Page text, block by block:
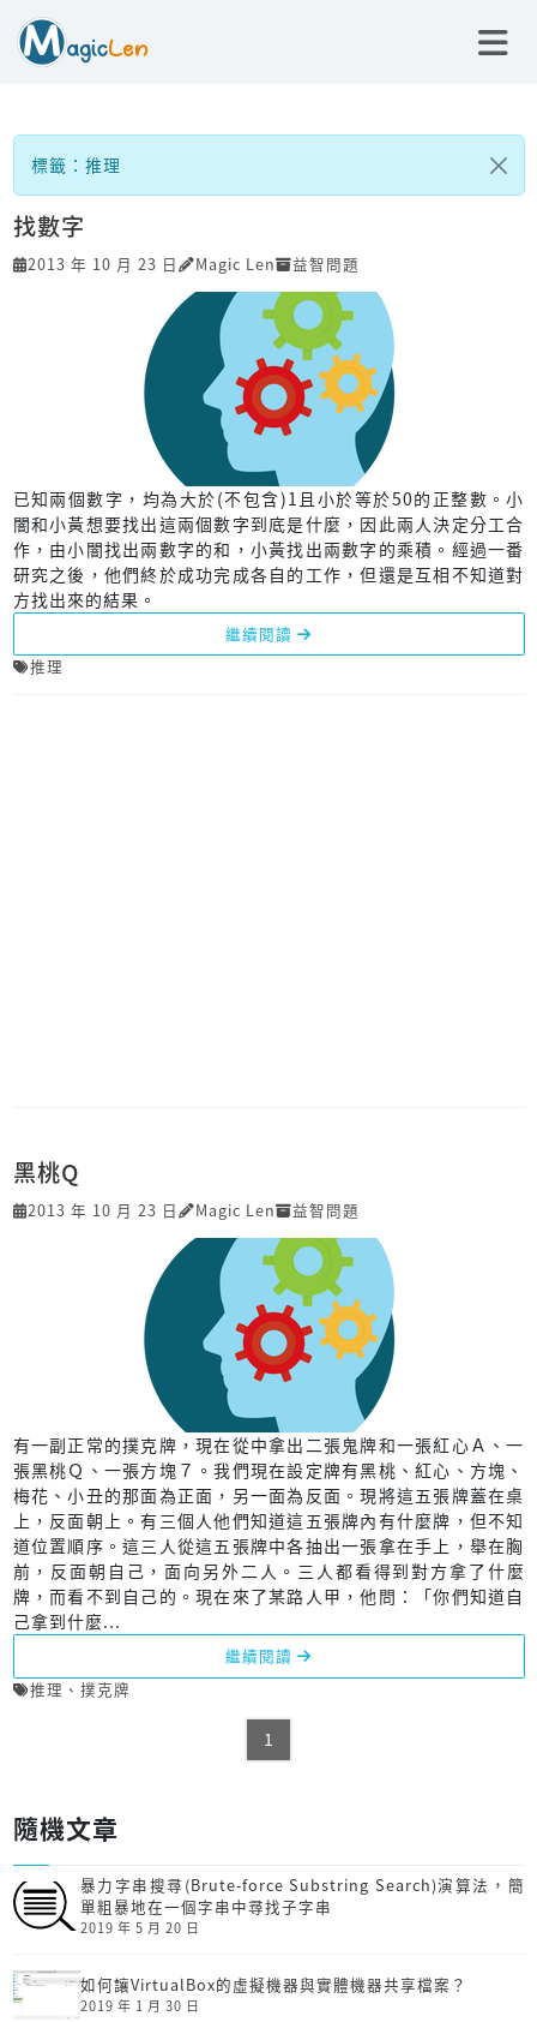
標籤：推理
找數字
2013 年 10 月 23 日 Magic Len 益智問題
已知兩個數字，均為大於(不包含)1且小於等於50的正整數。小
闇和小黃想要找出這兩個數字到底是什麼，因此兩人決定分工合
作，由小闇找出兩數字的和，小黃找出兩數字的乘積。經過一番
研究之後，他們終於成功完成各自的工作，但還是互相不知道對
方找出來的結果。
繼續閱讀
推理
黑桃Q
2013 年 10 月 23 日 Magic Len 益智問題
有一副正常的撲克牌，現在從中拿出二張鬼牌和一張紅心Ａ、一
張黑桃Ｑ、一張方塊７。我們現在設定牌有黑桃、紅心、方塊、
梅花、小丑的那面為正面，另一面為反面。現將這五張牌蓋在桌
上，反面朝上。有三個人他們知道這五張牌內有什麼牌，但不知
道位置順序。這三人從這五張牌中各抽出一張拿在手上，舉在胸
前，反面朝自己，面向另外二人。三人都看得到對方拿了什麼
牌，而看不到自己的。現在來了某路人甲，他問：「你們知道自
己拿到什麼...
繼續閱讀
推理 、 撲克牌
1
隨機文章
暴力字串搜尋(Brute-force Substring Search)演算法，簡
單粗暴地在一個字串中尋找子字串
2019 年 5 月 20 日
如何讓VirtualBox的虛擬機器與實體機器共享檔案？
2019 年 1 月 30 日